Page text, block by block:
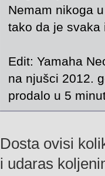
Nemam nikoga
tako da je
Edit: Yamaha
na njušci 2012.
prodalo u 5
Dosta ovisi
i udaras